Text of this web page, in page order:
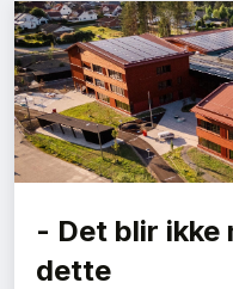
- Det blir ikke
dette